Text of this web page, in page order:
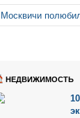
Москвичи
НЕДВИЖИМОСТЬ